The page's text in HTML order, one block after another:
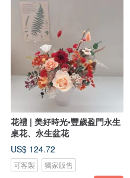
花禮 | 美好時光•豐歲盈門永生
桌花、永生盆花
US$ 124.72
可客製 獨家販售